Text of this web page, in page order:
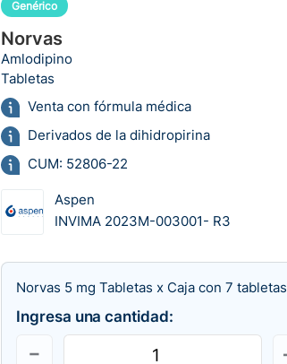
Genérico
Norvas
Amlodipino
Tabletas
Venta con fórmula médica
Derivados de la dihidropirina
CUM: 52806-22
Aspen
INVIMA 2023M-003001- R3
Norvas 5 mg Tabletas x Caja con 7 tabletas
Ingresa una cantidad: